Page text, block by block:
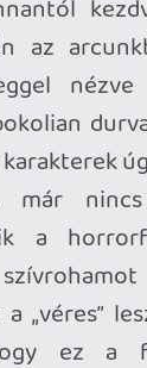
már nem
és néhány
nem csak a
az egy-egy
szóló-
érdekes, az
fontos,
elemekkel
Nincs hazaútis
benne Kang a
és a Darázs:
a
egy, hanem